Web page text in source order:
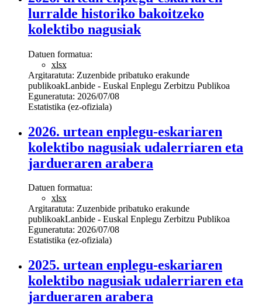
lurralde historiko bakoitzeko
kolektibo nagusiak
Datuen formatua:
xlsx
Argitaratuta: Zuzenbide pribatuko erakunde
publikoakLanbide - Euskal Enplegu Zerbitzu Publikoa
Eguneratuta: 2026/07/08
Estatistika (ez-ofiziala)
2026. urtean enplegu-eskariaren
kolektibo nagusiak udalerriaren eta
jardueraren arabera
Datuen formatua:
xlsx
Argitaratuta: Zuzenbide pribatuko erakunde
publikoakLanbide - Euskal Enplegu Zerbitzu Publikoa
Eguneratuta: 2026/07/08
Estatistika (ez-ofiziala)
2025. urtean enplegu-eskariaren
kolektibo nagusiak udalerriaren eta
jardueraren arabera